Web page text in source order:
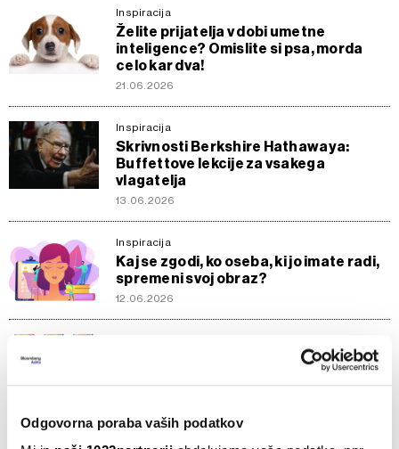
Odgovorna poraba vaših podatkov
Inspiracija
Želite prijatelja v dobi umetne
inteligence? Omislite si psa, morda
celo kar dva!
21.06.2026
Inspiracija
Skrivnosti Berkshire Hathawaya:
Buffettove lekcije za vsakega
vlagatelja
13.06.2026
Inspiracija
Kaj se zgodi, ko oseba, ki jo imate radi,
spremeni svoj obraz?
12.06.2026
Osem načinov, kako lahko čas "dela" za